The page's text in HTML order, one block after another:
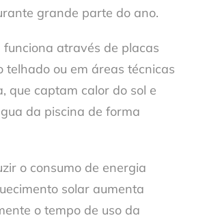
grande parte do ano.
funciona através de placas
telhado ou em áreas técnicas
que captam calor do sol e
da piscina de forma
o consumo de energia
solar aumenta
o tempo de uso da